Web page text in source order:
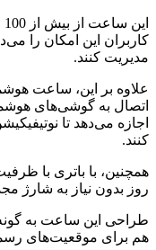
کاربران این امکان را
مدیریت کنند.
اتصال به گوشی‌های
اجازه می‌دهد تا
کنند.
همچنین، با باتری با
روز بدون نیاز به شارژ
طراحی این ساعت به
هم برای موقعیت‌های